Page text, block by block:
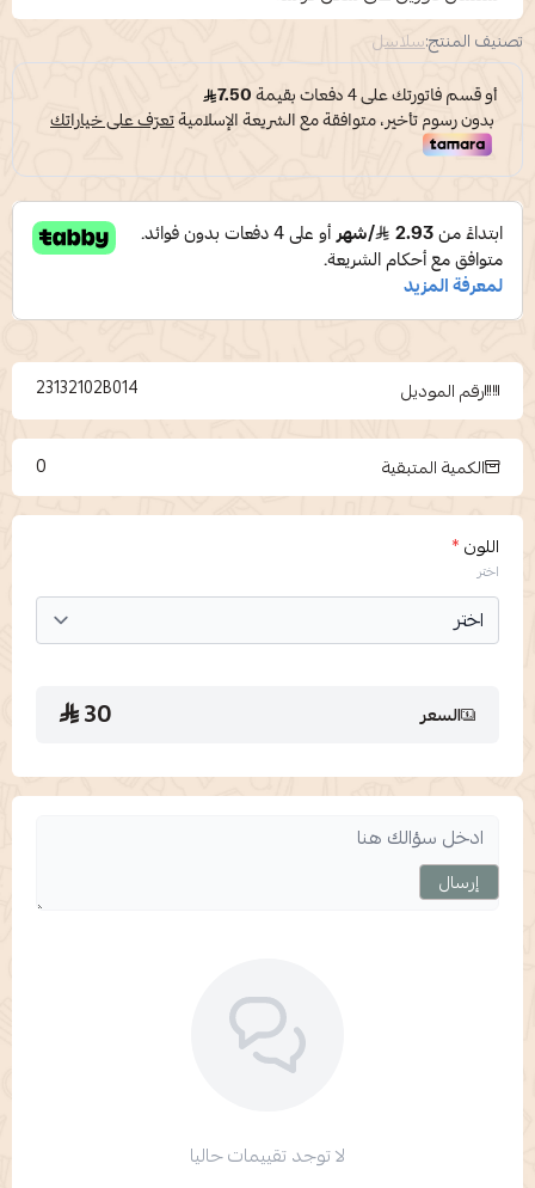
تصنيف المنتج:سلاسل
رقم الموديل 23132102B014
الكمية المتبقية 0
اللون*
اختر
السعر 30
إرسال
لا توجد تقييمات حاليا